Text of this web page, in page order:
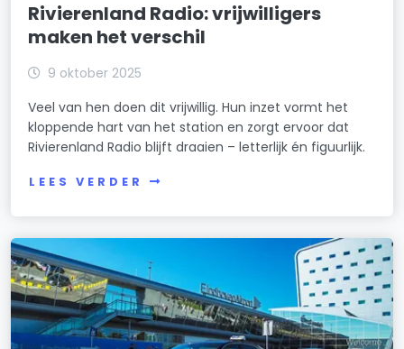
Rivierenland Radio: vrijwilligers
maken het verschil
9 oktober 2025
Veel van hen doen dit vrijwillig. Hun inzet vormt het
kloppende hart van het station en zorgt ervoor dat
Rivierenland Radio blijft draaien – letterlijk én figuurlijk.
LEES VERDER